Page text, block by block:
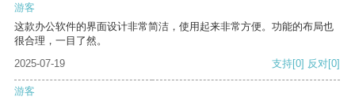
游客
这款办公软件的界面设计非常简洁，使用起来非常方便。功能的布局也
很合理，一目了然。
2025-07-19
支持[0] 反对[0]
游客